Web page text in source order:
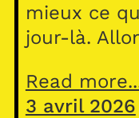
mieux ce
jour-là.
Read
3 avril 2026